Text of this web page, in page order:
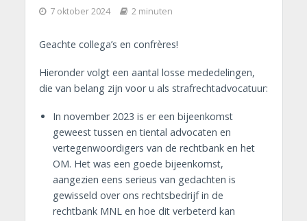
7 oktober 2024 2 minuten
Geachte collega’s en confrères!
Hieronder volgt een aantal losse mededelingen,
die van belang zijn voor u als strafrechtadvocatuur:
In november 2023 is er een bijeenkomst
geweest tussen en tiental advocaten en
vertegenwoordigers van de rechtbank en het
OM. Het was een goede bijeenkomst,
aangezien eens serieus van gedachten is
gewisseld over ons rechtsbedrijf in de
rechtbank MNL en hoe dit verbeterd kan